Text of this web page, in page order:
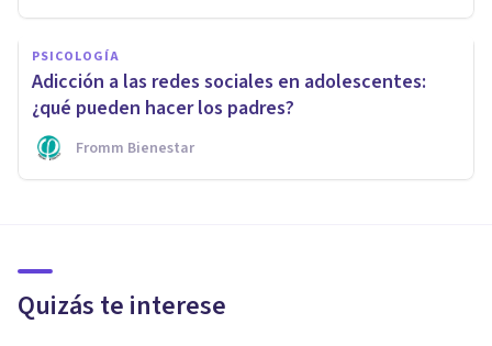
PSICOLOGÍA
Adicción a las redes sociales en adolescentes:
¿qué pueden hacer los padres?
Fromm Bienestar
Quizás te interese